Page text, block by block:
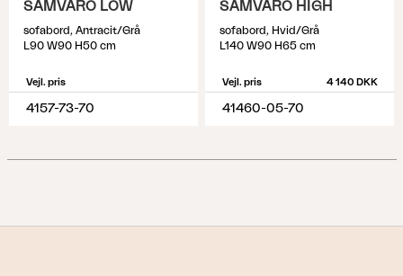
SAMVARO LOW
sofabord, Antracit/Grå
L90 W90 H50 cm
Vejl. pris
4157-73-70
SAMVARO HIGH
sofabord, Hvid/Grå
L140 W90 H65 cm
Vejl. pris 4 140 DKK
41460-05-70